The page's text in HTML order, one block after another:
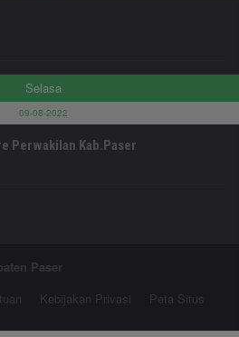
Selasa
09-08-2022
Perwakilan Kab.Paser
Paser
Kebijakan Privasi Peta Situs